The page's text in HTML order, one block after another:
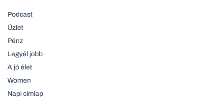
Podcast
Üzlet
Pénz
Legyél jobb
A jó élet
Women
Napi címlap